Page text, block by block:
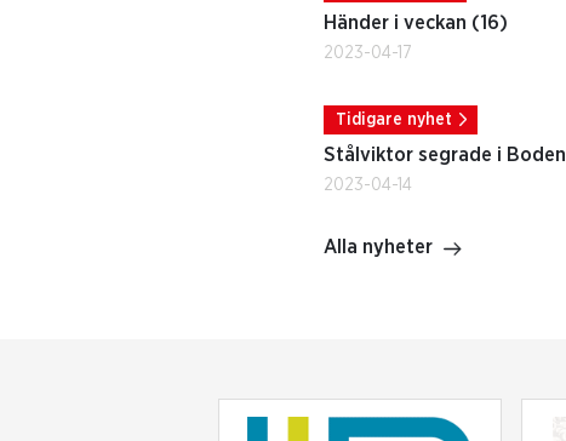
Händer i veckan (16)
2023-04-17
Tidigare nyhet
Stålviktor segrade i Boden
2023-04-14
Alla nyheter